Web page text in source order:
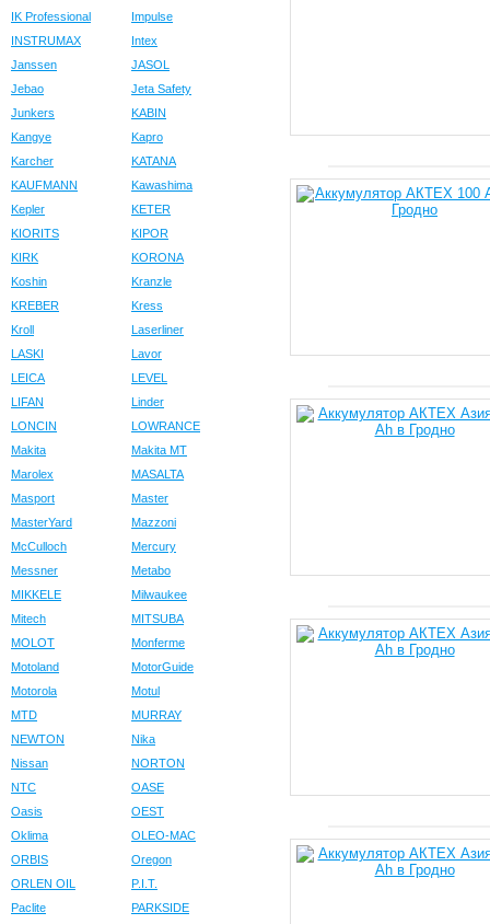
IK Professional
Impulse
INSTRUMAX
Intex
Janssen
JASOL
Jebao
Jeta Safety
Junkers
KABIN
Kangye
Kapro
Karcher
KATANA
KAUFMANN
Kawashima
Kepler
KETER
KIORITS
KIPOR
KIRK
KORONA
Koshin
Kranzle
KREBER
Kress
Kroll
Laserliner
LASKI
Lavor
LEICA
LEVEL
LIFAN
Linder
LONCIN
LOWRANCE
Makita
Makita MT
Marolex
MASALTA
Masport
Master
MasterYard
Mazzoni
McCulloch
Mercury
Messner
Metabo
MIKKELE
Milwaukee
Mitech
MITSUBA
MOLOT
Monferme
Motoland
MotorGuide
Motorola
Motul
MTD
MURRAY
NEWTON
Nika
Nissan
NORTON
NTC
OASE
Oasis
OEST
Oklima
OLEO-MAC
ORBIS
Oregon
ORLEN OIL
P.I.T.
Paclite
PARKSIDE